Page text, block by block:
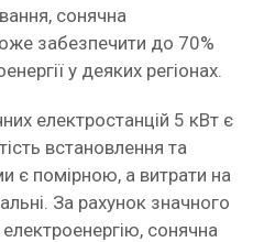
сонячна
забезпечити до 70%
у деяких регіонах.
електростанцій 5 кВт є
встановлення та
є помірною, а витрати на
За рахунок значного
сонячна